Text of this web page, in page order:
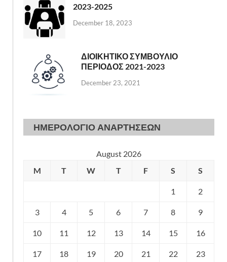
2023-2025
December 18, 2023
ΔΙΟΙΚΗΤΙΚΟ ΣΥΜΒΟΥΛΙΟ
ΠΕΡΙΟΔΟΣ 2021-2023
December 23, 2021
ΗΜΕΡΟΛΟΓΙΟ ΑΝΑΡΤΗΣΕΩΝ
August 2026
M
T W T F S S
1 2
3 4 5 6 7 8 9
10 11 12 13 14 15 16
17 18 19 20 21 22 23